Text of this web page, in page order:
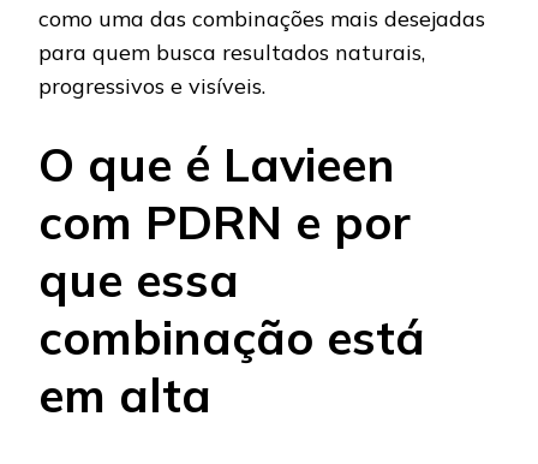
como uma das combinações mais desejadas
para quem busca resultados naturais,
progressivos e visíveis.
O que é Lavieen
com PDRN e por
que essa
combinação está
em alta